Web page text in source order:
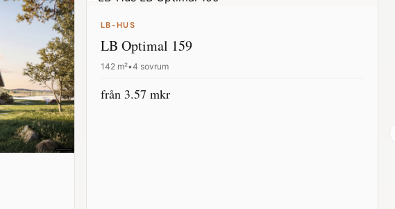
LB-HUS
LB Optimal 159
142m²•4 sovrum
från 3.57 mkr